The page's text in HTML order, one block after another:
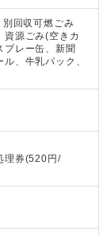
回収可燃ごみ
源ごみ(空きカ
プレー缶、新聞
、牛乳パック、
理券(520円/